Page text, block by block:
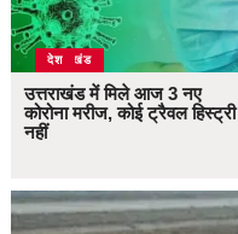
उत्तराखंड
देश
उत्तराखंड में मिले आज 3 नए
कोरोना मरीज, कोई ट्रैवल हिस्ट्री
नहीं